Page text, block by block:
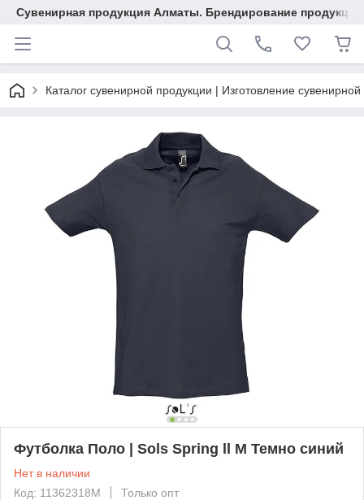
Сувенирная продукция Алматы. Брендирование
Каталог сувенирной продукции | Изготовление
Футболка Поло | Sols Spring ll M Темно синий
Нет в наличии
Код: 11362318M
Только опт